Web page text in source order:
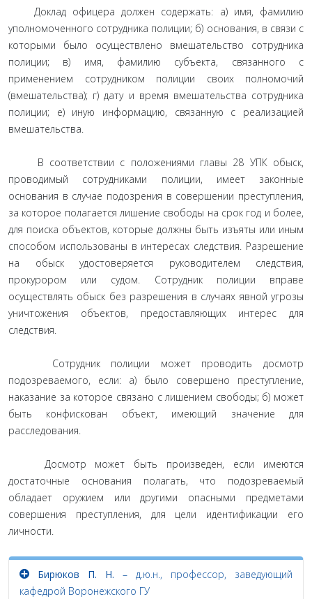
Доклад офицера должен содержать: а) имя, фамилию
уполномоченного сотрудника полиции; б) основания, в связи с
которыми было осуществлено вмешательство сотрудника
полиции; в) имя, фамилию субъекта, связанного с
применением сотрудником полиции своих полномочий
(вмешательства); г) дату и время вмешательства сотрудника
полиции; е) иную информацию, связанную с реализацией
вмешательства.
В соответствии с положениями главы 28 УПК обыск,
проводимый сотрудниками полиции, имеет законные
основания в случае подозрения в совершении преступления,
за которое полагается лишение свободы на срок год и более,
для поиска объектов, которые должны быть изъяты или иным
способом использованы в интересах следствия. Разрешение
на обыск удостоверяется руководителем следствия,
прокурором или судом. Сотрудник полиции вправе
осуществлять обыск без разрешения в случаях явной угрозы
уничтожения объектов, предоставляющих интерес для
следствия.
Сотрудник полиции может проводить досмотр
подозреваемого, если: а) было совершено преступление,
наказание за которое связано с лишением свободы; б) может
быть конфискован объект, имеющий значение для
расследования.
Досмотр может быть произведен, если имеются
достаточные основания полагать, что подозреваемый
обладает оружием или другими опасными предметами
совершения преступления, для цели идентификации его
личности.
Бирюков П. Н. – д.ю.н., профессор, заведующий
кафедрой Воронежского ГУ